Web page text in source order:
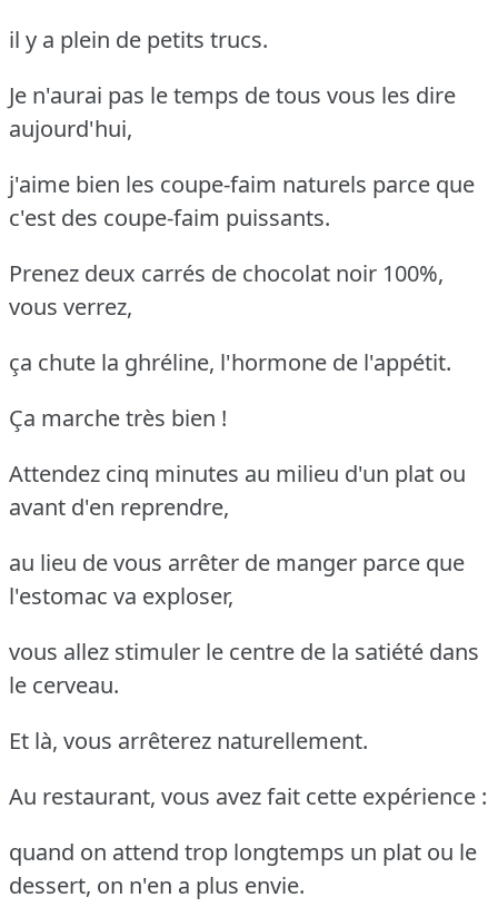
il y a plein de petits trucs.
Je n'aurai pas le temps de tous vous les dire
aujourd'hui,
j'aime bien les coupe-faim naturels parce que
c'est des coupe-faim puissants.
Prenez deux carrés de chocolat noir 100%,
vous verrez,
ça chute la ghréline, l'hormone de l'appétit.
Ça marche très bien !
Attendez cinq minutes au milieu d'un plat ou
avant d'en reprendre,
au lieu de vous arrêter de manger parce que
l'estomac va exploser,
vous allez stimuler le centre de la satiété dans
le cerveau.
Et là, vous arrêterez naturellement.
Au restaurant, vous avez fait cette expérience :
quand on attend trop longtemps un plat ou le
dessert, on n'en a plus envie.